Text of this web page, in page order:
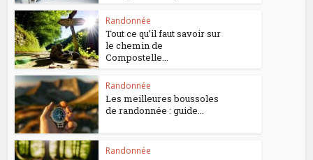
Randonnée
Tout ce qu’il faut savoir sur
le chemin de
Compostelle...
Randonnée
Les meilleures boussoles
de randonnée : guide...
Randonnée